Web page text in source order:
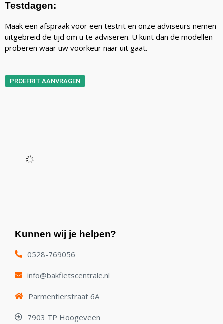
Testdagen:
Maak een afspraak voor een testrit en onze adviseurs nemen
uitgebreid de tijd om u te adviseren. U kunt dan de modellen
proberen waar uw voorkeur naar uit gaat.
PROEFRIT AANVRAGEN
Kunnen wij je helpen?
0528-769056
info@bakfietscentrale.nl
Parmentierstraat 6A
7903 TP Hoogeveen